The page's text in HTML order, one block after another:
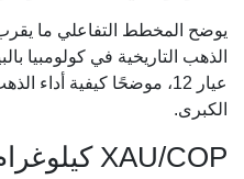
الذهب التاريخية في كولومبيا
عيار 12، موضحًا كيفية أداء
الكبرى.
XAU/COP كيلوغرام عيار 12